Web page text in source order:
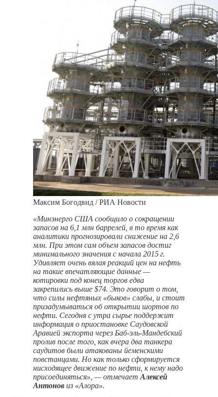
Максим Богодвид / РИА Новости
«Минэнерго США сообщило о сокращении
запасов на 6,1 млн баррелей, в то время как
аналитики прогнозировали снижение на 2,6
млн. При этом сам объем запасов достиг
минимального значения с начала 2015 г.
Удивляет очень вялая реакций цен на нефть
на такие впечатляющие данные —
котировки под конец торгов едва
закрепились выше $74. Это говорит о том,
что силы нефтяных «быков» слабы, и стоит
призадумываться об открытии шортов по
нефти. Сегодня с утра сырье поддержит
информация о приостановке Саудовской
Аравией экспорта через Баб-эль-Мандебский
пролив после того, как вчера два танкера
саудитов были атакованы йеменскими
повстанцами. Но как только сформируется
нисходящее движение по нефти, к нему надо
присоединяться», — отмечает Алексей
Антонов из «Алора».